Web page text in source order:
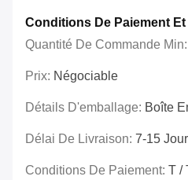
Conditions De Paiement
Quantité De Commande Min:
Prix: Négociable
Détails D'emballage: Boîte
Délai De Livraison: 7-15
Conditions De Paiement: T /